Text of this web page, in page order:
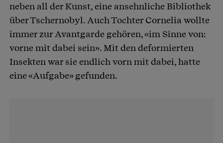
neben all der Kunst, eine ansehnliche Bibliothek
über Tschernobyl. Auch Tochter Cornelia wollte
immer zur Avantgarde gehören, «im Sinne von:
vorne mit dabei sein». Mit den deformierten
Insekten war sie endlich vorn mit dabei, hatte
eine «Aufgabe» gefunden.